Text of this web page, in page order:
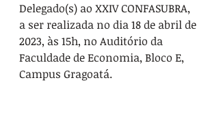
Delegado(s) ao XXIV CONFASUBRA,
a ser realizada no dia 18 de abril de
2023, às 15h, no Auditório da
Faculdade de Economia, Bloco E,
Campus Gragoatá.